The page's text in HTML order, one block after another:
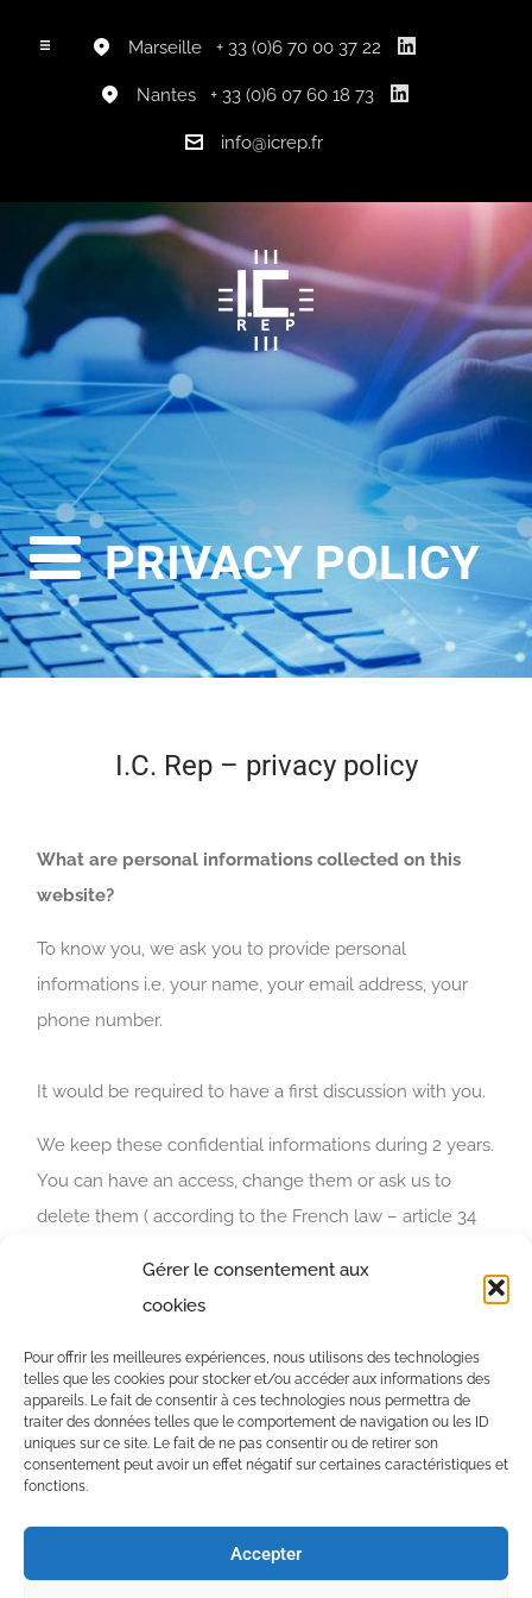
Gérer le consentement aux
cookies
Pour offrir les meilleures expériences, nous utilisons des technologies
telles que les cookies pour stocker et/ou accéder aux informations des
appareils. Le fait de consentir à ces technologies nous permettra de
traiter des données telles que le comportement de navigation ou les ID
uniques sur ce site. Le fait de ne pas consentir ou de retirer son
consentement peut avoir un effet négatif sur certaines caractéristiques et
fonctions.
Accepter
Marseille + 33 (0)6 70 00 37 22
Nantes + 33 (0)6 07 60 18 73
info@icrep.fr
PRIVACY POLICY
I.C. Rep – privacy policy
What are personal informations collected on this
website?
To know you, we ask you to provide personal
informations i.e. your name, your email address, your
phone number.
It would be required to have a first discussion with you.
We keep these confidential informations during 2 years.
You can have an access, change them or ask us to
delete them ( according to the French law – article 34
Marseille+ 33 (0)6 70 00 37 22